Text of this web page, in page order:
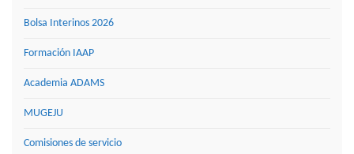
Bolsa Interinos 2026
Formación IAAP
Academia ADAMS
MUGEJU
Comisiones de servicio